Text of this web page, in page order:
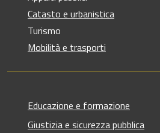
Catasto e urbanistica
Turismo
Mobilità e trasporti
Educazione e formazione
Giustizia e sicurezza pubblica